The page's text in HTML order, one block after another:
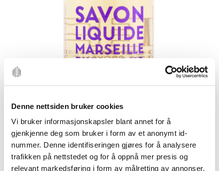
Denne nettsiden bruker cookies
Vi bruker informasjonskapsler blant annet for å
gjenkjenne deg som bruker i form av et anonymt id-
nummer. Denne identifiseringen gjøres for å analysere
trafikken på nettstedet og for å oppnå mer presis og
relevant markedsføring i form av målretting av annonser.